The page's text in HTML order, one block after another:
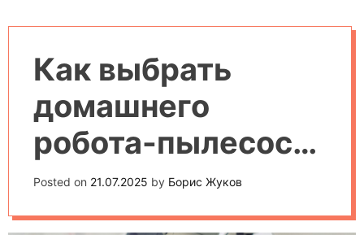
Как выбрать
домашнего
робота-пылесоса:
подробная
инструкция
Posted on 21.07.2025 by Борис Жуков